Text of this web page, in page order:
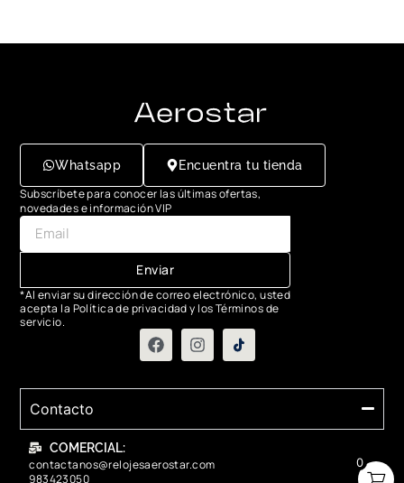
0
Whatsapp Encuentra tu tienda
Subscríbete para conocer las últimas ofertas,
novedades e información VIP
Enviar
*Al enviar su dirección de correo electrónico, usted
acepta la Política de privacidad y los Términos de
servicio.
Contacto
COMERCIAL:
contactanos@relojesaerostar.com
983423050